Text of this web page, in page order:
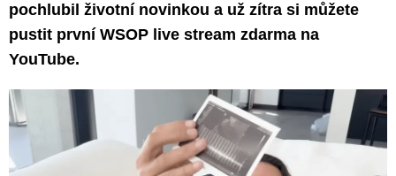
pochlubil životní novinkou a už zítra si můžete
pustit první WSOP live stream zdarma na
YouTube.